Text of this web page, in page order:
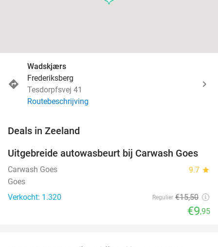
Wadskjærs
Frederiksberg
Tesdorpfsvej 41
Routebeschrijving
Deals in Zeeland
36%
Uitgebreide autowasbeurt bij Carwash Goes
Carwash Goes 9.7 star
Goes
Verkocht: 1.320
Regulier €15,50
€9,95